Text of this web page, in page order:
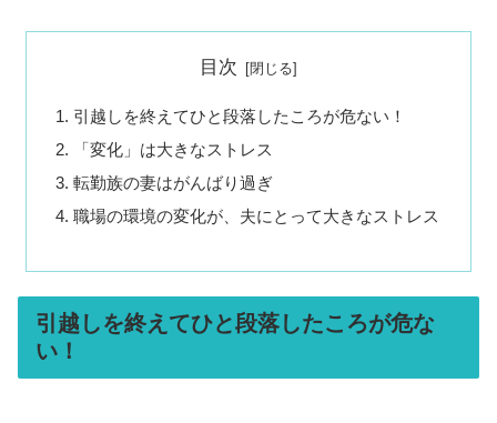
目次
引越しを終えてひと段落したころが危ない！
「変化」は大きなストレス
転勤族の妻はがんばり過ぎ
職場の環境の変化が、夫にとって大きなストレス
引越しを終えてひと段落したころが危な
い！